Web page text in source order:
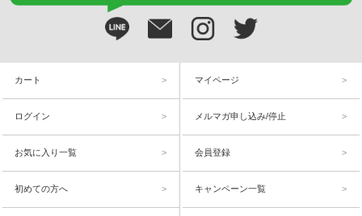
カート マイページ
ログイン メルマガ申し込み/停止
お気に入り一覧 会員登録
初めての方へ キャンペーン一覧